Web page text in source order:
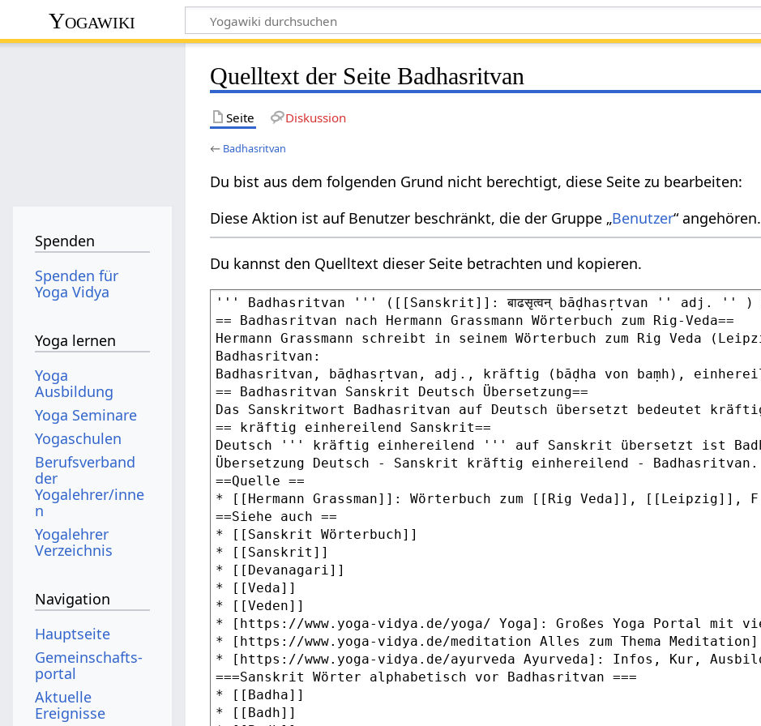
Yogawiki
Quelltext der Seite Badhasritvan
Seite Diskussion
← Badhasritvan
Du bist aus dem folgenden Grund nicht berechtigt, diese Seite zu bearbeiten:
Diese Aktion ist auf Benutzer beschränkt, die der Gruppe „Benutzer“ angehören.
Du kannst den Quelltext dieser Seite betrachten und kopieren.
Spenden
Spenden für
Yoga Vidya
Yoga lernen
Yoga
Ausbildung
Yoga Seminare
Yogaschulen
Berufsverband
der
Yogalehrer/inne
n
Yogalehrer
Verzeichnis
Navigation
Hauptseite
Gemeinschafts­
portal
Aktuelle
Ereignisse